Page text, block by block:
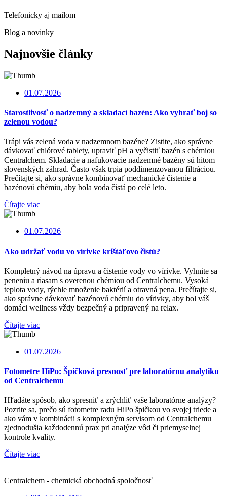
Telefonicky aj mailom
Blog a novinky
Najnovšie články
01.07.2026
Starostlivosť o nadzemný a skladací bazén: Ako vyhrať boj so
zelenou vodou?
Trápi vás zelená voda v nadzemnom bazéne? Zistite, ako správne
dávkovať chlórové tablety, upraviť pH a vyčistiť bazén s chémiou
Centralchem. Skladacie a nafukovacie nadzemné bazény sú hitom
slovenských záhrad. Často však trpia poddimenzovanou filtráciou.
Prečítajte si, ako správne kombinovať mechanické čistenie a
bazénovú chémiu, aby bola voda čistá po celé leto.
Čítajte viac
01.07.2026
Ako udržať vodu vo vírivke krištáľovo čistú?
Kompletný návod na úpravu a čistenie vody vo vírivke. Vyhnite sa
peneniu a riasam s overenou chémiou od Centralchemu. Vysoká
teplota vody, rýchle množenie baktérií a otravná pena. Prečítajte si,
ako správne dávkovať bazénovú chémiu do vírivky, aby bol váš
domáci wellness vždy bezpečný a pripravený na relax.
Čítajte viac
01.07.2026
Fotometre HiPo: Špičková presnosť pre laboratórnu analytiku
od Centralchemu
Hľadáte spôsob, ako spresniť a zrýchliť vaše laboratórne analýzy?
Pozrite sa, prečo sú fotometre radu HiPo špičkou vo svojej triede a
ako vám v kombinácii s komplexným servisom od Centralchemu
zjednodušia každodennú prax pri analýze vôd či priemyselnej
kontrole kvality.
Čítajte viac
Centralchem - chemická obchodná spoločnosť